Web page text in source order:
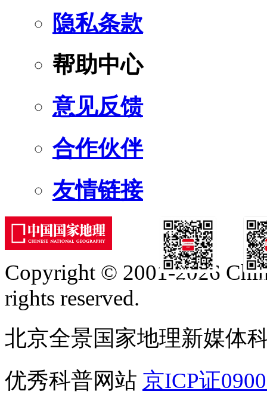
隐私条款
帮助中心
意见反馈
合作伙伴
友情链接
订阅号
Copyright © 2001-2026
rights reserved.
北京全景国家地理新媒体
优秀科普网站 京ICP证